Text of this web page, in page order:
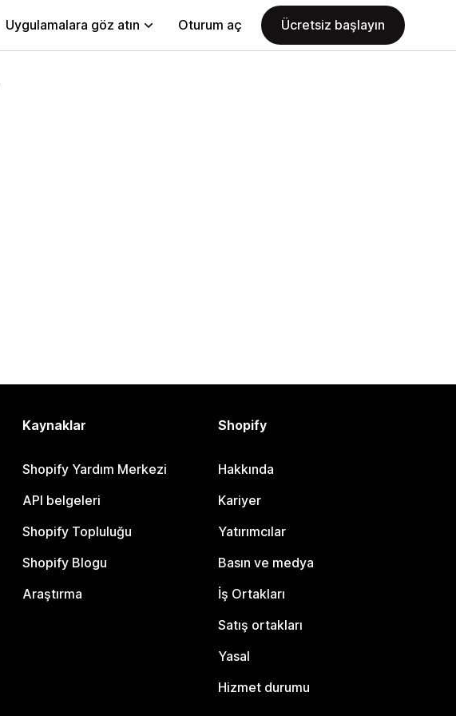
Uygulamalara göz atın Oturum aç Ücretsiz başlayın
Kaynaklar
Shopify Yardım Merkezi
API belgeleri
Shopify Topluluğu
Shopify Blogu
Araştırma
Shopify
Hakkında
Kariyer
Yatırımcılar
Basın ve medya
İş Ortakları
Satış ortakları
Yasal
Hizmet durumu